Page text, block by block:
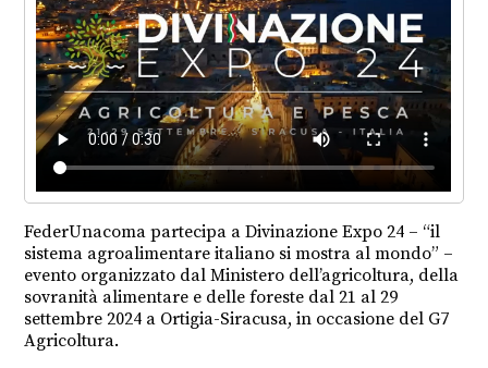
FederUnacoma partecipa a Divinazione Expo 24 – “il
sistema agroalimentare italiano si mostra al mondo” –
evento organizzato dal Ministero dell’agricoltura, della
sovranità alimentare e delle foreste dal 21 al 29
settembre 2024 a Ortigia-Siracusa, in occasione del G7
Agricoltura.